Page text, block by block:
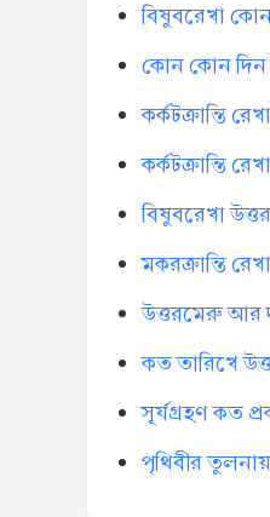
বিষুবরেখা
কোন কোন দিন
কর্কটক্রান্তি
কর্কটক্রান্তি
বিষুবরেখা
মকরক্রান্তি
উত্তরমেরু আর
কত তারিখে
সূর্যগ্রহণ কত
পৃথিবীর